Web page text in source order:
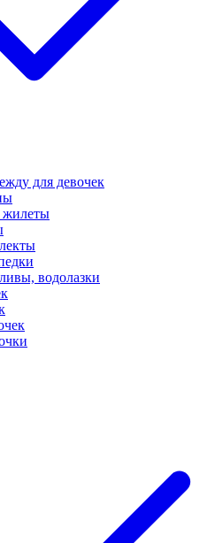
для девочек
жилеты
водолазки